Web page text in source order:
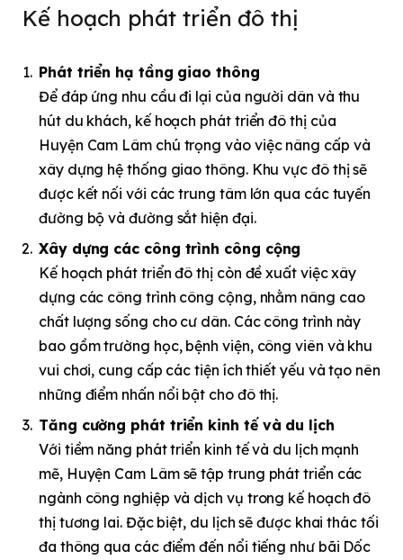
Kế hoạch phát triển đô thị
Phát triển hạ tầng giao thông
Để đáp ứng nhu cầu đi lại của người dân và thu
hút du khách, kế hoạch phát triển đô thị của
Huyện Cam Lâm chú trọng vào việc nâng cấp và
xây dựng hệ thống giao thông. Khu vực đô thị sẽ
được kết nối với các trung tâm lớn qua các tuyến
đường bộ và đường sắt hiện đại.
Xây dựng các công trình công cộng
Kế hoạch phát triển đô thị còn đề xuất việc xây
dựng các công trình công cộng, nhằm nâng cao
chất lượng sống cho cư dân. Các công trình này
bao gồm trường học, bệnh viện, công viên và khu
vui chơi, cung cấp các tiện ích thiết yếu và tạo nên
những điểm nhấn nổi bật cho đô thị.
Tăng cường phát triển kinh tế và du lịch
Với tiềm năng phát triển kinh tế và du lịch mạnh
mẽ, Huyện Cam Lâm sẽ tập trung phát triển các
ngành công nghiệp và dịch vụ trong kế hoạch đô
thị tương lai. Đặc biệt, du lịch sẽ được khai thác tối
đa thông qua các điểm đến nổi tiếng như bãi Dốc